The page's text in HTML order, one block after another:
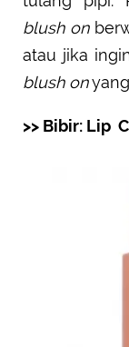
blush on
atau jika
blush on
>> Bibir: Lip